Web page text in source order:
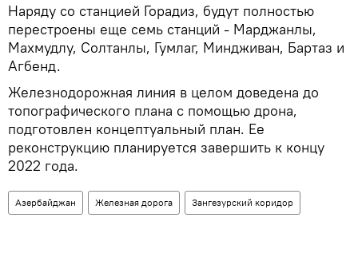
Наряду со станцией Горадиз, будут полностью
перестроены еще семь станций - Марджанлы,
Махмудлу, Солтанлы, Гумлаг, Миндживан, Бартаз и
Агбенд.
Железнодорожная линия в целом доведена до
топографического плана с помощью дрона,
подготовлен концептуальный план. Ее
реконструкцию планируется завершить к концу
2022 года.
Азербайджан Железная дорога Зангезурский коридор